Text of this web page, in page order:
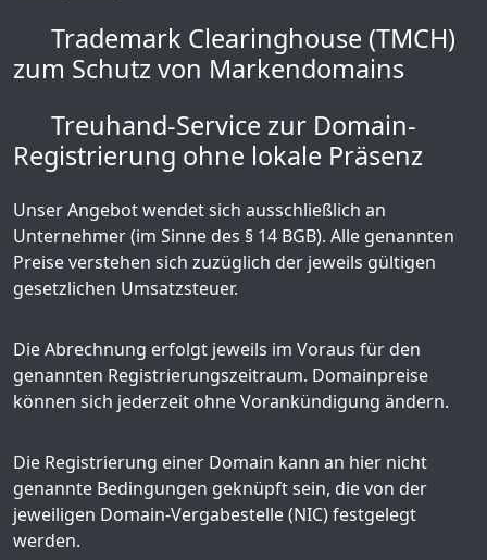
Trademark Clearinghouse (TMCH)
zum Schutz von Markendomains
Treuhand-Service zur Domain-
Registrierung ohne lokale Präsenz
Unser Angebot wendet sich ausschließlich an
Unternehmer (im Sinne des § 14 BGB). Alle genannten
Preise verstehen sich zuzüglich der jeweils gültigen
gesetzlichen Umsatzsteuer.
Die Abrechnung erfolgt jeweils im Voraus für den
genannten Registrierungszeitraum. Domainpreise
können sich jederzeit ohne Vorankündigung ändern.
Die Registrierung einer Domain kann an hier nicht
genannte Bedingungen geknüpft sein, die von der
jeweiligen Domain-Vergabestelle (NIC) festgelegt
werden.